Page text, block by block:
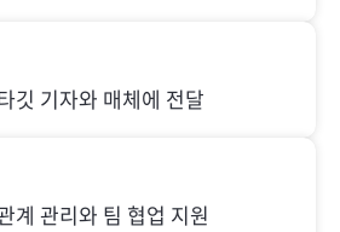
깃 기자와 매체에 전달
계 관리와 팀 협업 지원